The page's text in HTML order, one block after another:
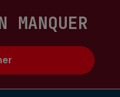
MANQUER